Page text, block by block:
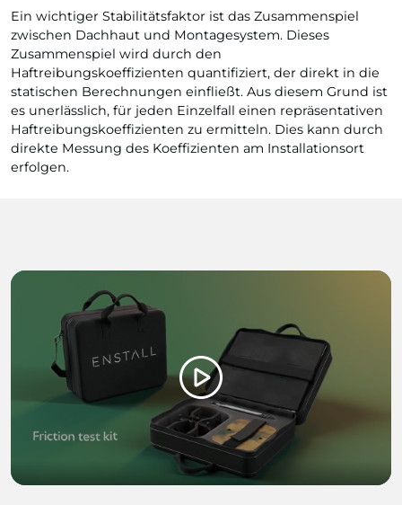
Ein wichtiger Stabilitätsfaktor ist das Zusammenspiel
zwischen Dachhaut und Montagesystem. Dieses
Zusammenspiel wird durch den
Haftreibungskoeffizienten quantifiziert, der direkt in die
statischen Berechnungen einfließt. Aus diesem Grund ist
es unerlässlich, für jeden Einzelfall einen repräsentativen
Haftreibungskoeffizienten zu ermitteln. Dies kann durch
direkte Messung des Koeffizienten am Installationsort
erfolgen.